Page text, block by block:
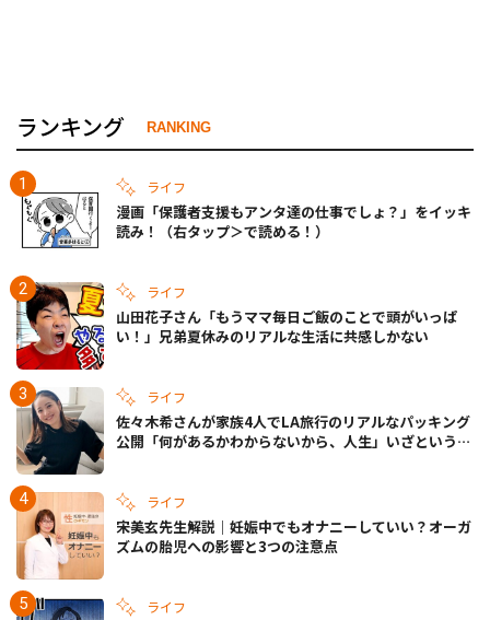
ランキング RANKING
ライフ
漫画「保護者支援もアンタ達の仕事でしょ？」をイッキ
読み！（右タップ＞で読める！）
ライフ
山田花子さん「もうママ毎日ご飯のことで頭がいっぱ
い！」兄弟夏休みのリアルな生活に共感しかない
ライフ
佐々木希さんが家族4人でLA旅行のリアルなパッキング
公開「何があるかわからないから、人生」いざというと
ライフ
宋美玄先生解説｜妊娠中でもオナニーしていい？オーガ
ズムの胎児への影響と3つの注意点
ライフ